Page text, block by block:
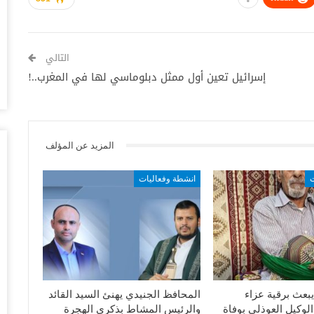
بتقديم الدعم والمساندة لتحرير المحافظات الجنوبية
النازحين من أبناء المحافظة.
وتعزيز التواصل مع أبناء المحافظة والمحافظات الجنوبية
التالي
إسرائيل تعين أول ممثل دبلوماسي لها في المغرب..!
المزيد عن المؤلف
برقية عزاء
العوذلي بوفاة
انشطة وفعاليات
المحافظ الجنيدي يهنئ السيد القائد
والرئيس المشاط بذكرى الهجرة